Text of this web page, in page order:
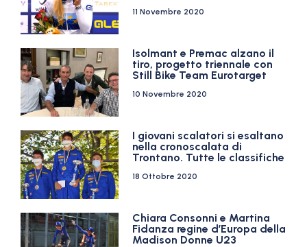
11 Novembre 2020
Isolmant e Premac alzano il
tiro, progetto triennale con
Still Bike Team Eurotarget
10 Novembre 2020
I giovani scalatori si esaltano
nella cronoscalata di
Trontano. Tutte le classifiche
18 Ottobre 2020
Chiara Consonni e Martina
Fidanza regine d’Europa della
Madison Donne U23